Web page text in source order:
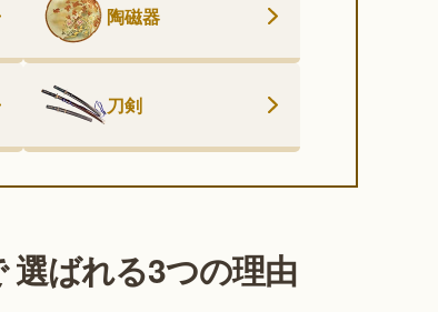
陶磁器
刀剣
ばれる3つの理由